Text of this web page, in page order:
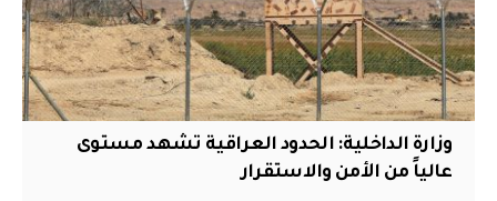
وزارة الداخلية: الحدود العراقية تشهد مستوى
عالياً من الأمن والاستقرار